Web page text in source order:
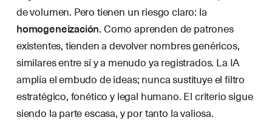
de volumen. Pero tienen un riesgo claro: la
homogeneización. Como aprenden de patrones
existentes, tienden a devolver nombres genéricos,
similares entre sí y a menudo ya registrados. La IA
amplía el embudo de ideas; nunca sustituye el filtro
estratégico, fonético y legal humano. El criterio sigue
siendo la parte escasa, y por tanto la valiosa.